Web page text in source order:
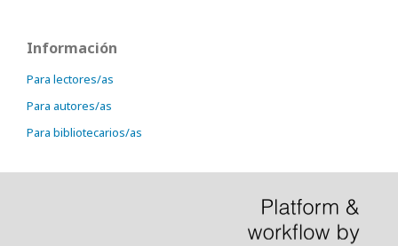
Información
Para lectores/as
Para autores/as
Para bibliotecarios/as